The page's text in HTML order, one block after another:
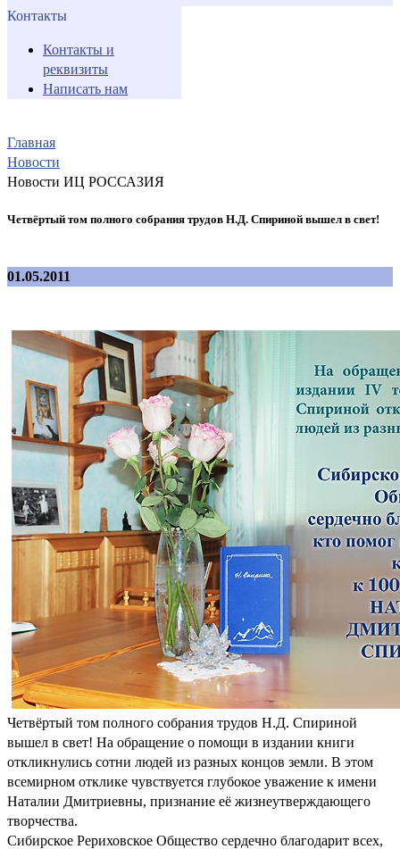
Контакты
Контакты и
реквизиты
Написать нам
Главная
Новости
Новости ИЦ РОССАЗИЯ
Четвёртый том полного собрания трудов Н.Д. Спириной вышел в свет!
01.05.2011
Четвёртый том полного собрания трудов Н.Д. Спириной
вышел в свет! На обращение о помощи в издании книги
откликнулись сотни людей из разных концов земли. В этом
всемирном отклике чувствуется глубокое уважение к имени
Наталии Дмитриевны, признание её жизнеутверждающего
творчества.
Сибирское Рериховское Общество сердечно благодарит всех,